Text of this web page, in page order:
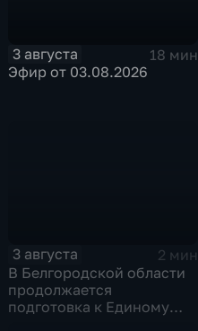
3 августа
18 мин
Эфир от 03.08.2026
3 августа
2 мин
В Белгородской области
продолжается
подготовка к Единому